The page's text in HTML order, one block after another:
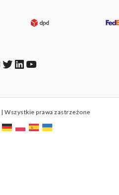
Twitter
LinkedIn
YouTube
Wszystkie prawa zastrzeżone